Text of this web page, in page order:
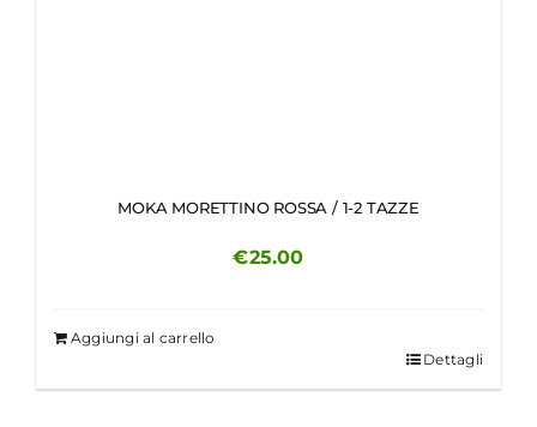
MOKA MORETTINO ROSSA / 1-2 TAZZE
€25.00
Aggiungi al carrello
Dettagli